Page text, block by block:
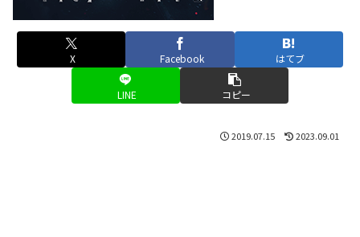
X Facebook はてブ
LINE コピー
2019.07.15 2023.09.01